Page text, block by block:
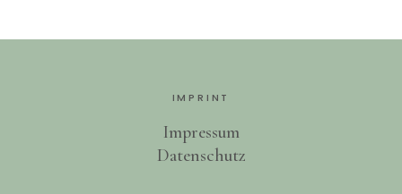
IMPRINT
Impressum
Datenschutz